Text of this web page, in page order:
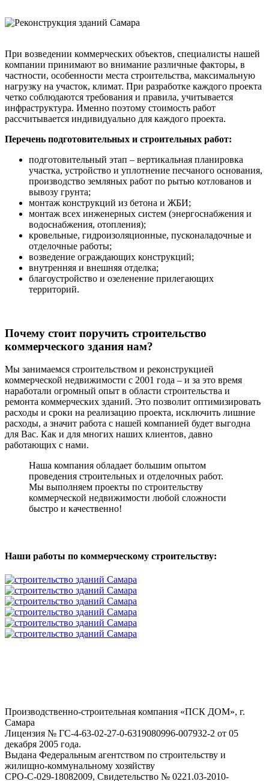
При возведении коммерческих объектов, специалисты нашей
компании принимают во внимание различные факторы, в
частности, особенности места строительства, максимальную
нагрузку на участок, климат. При разработке каждого проекта
четко соблюдаются требования и правила, учитывается
инфраструктура. Именно поэтому стоимость работ
рассчитывается индивидуально для каждого проекта.
Перечень подготовительных и строительных работ:
подготовительный этап – вертикальная планировка
участка, устройство и уплотнение песчаного основания,
производство земляных работ по рытью котлованов и
вывозу грунта;
монтаж конструкций из бетона и ЖБИ;
монтаж всех инженерных систем (энергоснабжения и
водоснабжения, отопления);
кровельные, гидроизоляционные, пусконаладочные и
отделочные работы;
возведение ограждающих конструкций;
внутренняя и внешняя отделка;
благоустройство и озеленение прилегающих
территорий.
Почему стоит поручить строительство
коммерческого здания нам?
Мы занимаемся строительством и реконструкцией
коммерческой недвижимости с 2001 года – и за это время
наработали огромный опыт в области строительства и
ремонта коммерческих зданий. Это позволит оптимизировать
расходы и сроки на реализацию проекта, исключить лишние
расходы, а значит работа с нашей компанией будет выгодна
для Вас. Как и для многих наших клиентов, давно
работающих с нами.
Наша компания обладает большим опытом
проведения строительных и отделочных работ.
Мы выполняем проекты по строительству
коммерческой недвижимости любой сложности
быстро и качественно!
Наши работы по коммерческому строительству:
Производственно-строительная компания «ПСК ДОМ», г.
Самара
Лицензия № ГС-4-63-02-27-0-6319080996-007932-2 от 05
декабря 2005 года.
Выдана Федеральным агентством по строительству и
жилищно-коммунальному хозяйству
СРО-С-029-18082009, Свидетельство № 0221.03-2010-